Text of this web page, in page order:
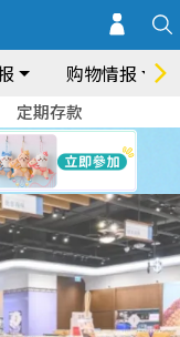
购物情报
定期存款